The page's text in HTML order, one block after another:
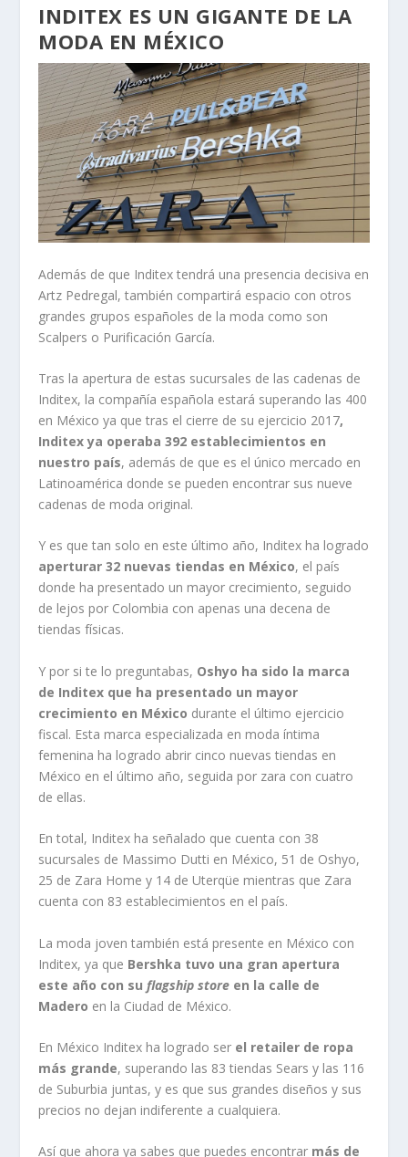
INDITEX ES UN GIGANTE DE LA
MODA EN MÉXICO
Además de que Inditex tendrá una presencia decisiva en
Artz Pedregal, también compartirá espacio con otros
grandes grupos españoles de la moda como son
Scalpers o Purificación García.
Tras la apertura de estas sucursales de las cadenas de
Inditex, la compañía española estará superando las 400
en México ya que tras el cierre de su ejercicio 2017,
Inditex ya operaba 392 establecimientos en
nuestro país, además de que es el único mercado en
Latinoamérica donde se pueden encontrar sus nueve
cadenas de moda original.
Y es que tan solo en este último año, Inditex ha logrado
aperturar 32 nuevas tiendas en México, el país
donde ha presentado un mayor crecimiento, seguido
de lejos por Colombia con apenas una decena de
tiendas físicas.
Y por si te lo preguntabas, Oshyo ha sido la marca
de Inditex que ha presentado un mayor
crecimiento en México durante el último ejercicio
fiscal. Esta marca especializada en moda íntima
femenina ha logrado abrir cinco nuevas tiendas en
México en el último año, seguida por zara con cuatro
de ellas.
En total, Inditex ha señalado que cuenta con 38
sucursales de Massimo Dutti en México, 51 de Oshyo,
25 de Zara Home y 14 de Uterqüe mientras que Zara
cuenta con 83 establecimientos en el país.
La moda joven también está presente en México con
Inditex, ya que Bershka tuvo una gran apertura
este año con su flagship store en la calle de
Madero en la Ciudad de México.
En México Inditex ha logrado ser el retailer de ropa
más grande, superando las 83 tiendas Sears y las 116
de Suburbia juntas, y es que sus grandes diseños y sus
precios no dejan indiferente a cualquiera.
Así que ahora ya sabes que puedes encontrar más de